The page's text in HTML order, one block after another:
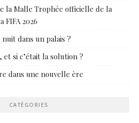
la Malle Trophée officielle de la
FIFA 2026
dans un palais ?
et si c’était la solution ?
dans une nouvelle ère
CATÉGORIES